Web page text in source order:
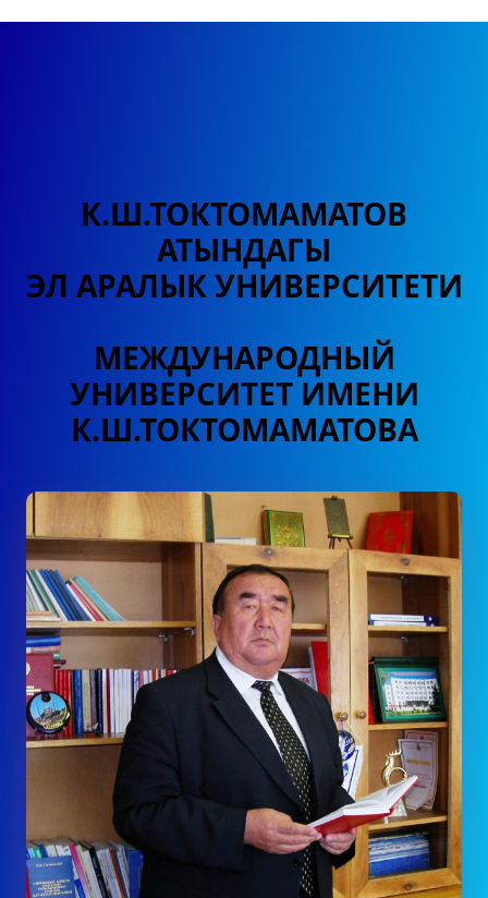
К.Ш.ТОКТОМАМАТОВ
АТЫНДАГЫ
ЭЛ АРАЛЫК УНИВЕРСИТЕТИ
МЕЖДУНАРОДНЫЙ
УНИВЕРСИТЕТ ИМЕНИ
К.Ш.ТОКТОМАМАТОВА